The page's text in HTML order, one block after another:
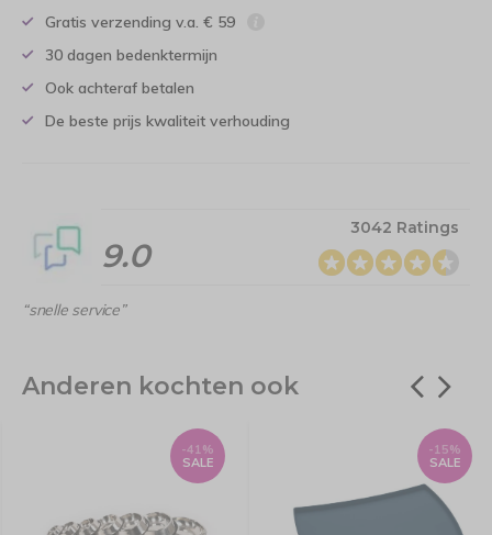
Gratis verzending v.a. € 59
30 dagen bedenktermijn
Ook achteraf betalen
De beste prijs kwaliteit verhouding
9.0
3042 Ratings
“snelle service”
Anderen kochten ook
-41%
SALE
-15%
SALE